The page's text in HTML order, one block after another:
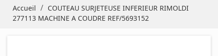
Accueil
COUTEAU SURJETEUSE INFERIEUR RIMOLDI
277113 MACHINE A COUDRE REF/5693152